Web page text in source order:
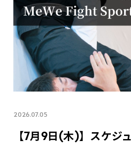
2026.07.05
【7月9日(木)】スケジ